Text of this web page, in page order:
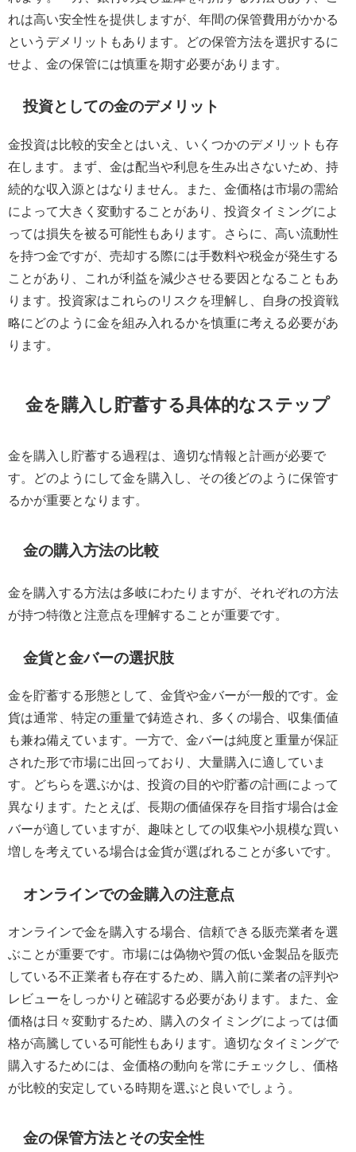
れは高い安全性を提供しますが、年間の保管費用がかかる
というデメリットもあります。どの保管方法を選択するに
せよ、金の保管には慎重を期す必要があります。
投資としての金のデメリット
金投資は比較的安全とはいえ、いくつかのデメリットも存
在します。まず、金は配当や利息を生み出さないため、持
続的な収入源とはなりません。また、金価格は市場の需給
によって大きく変動することがあり、投資タイミングによ
っては損失を被る可能性もあります。さらに、高い流動性
を持つ金ですが、売却する際には手数料や税金が発生する
ことがあり、これが利益を減少させる要因となることもあ
ります。投資家はこれらのリスクを理解し、自身の投資戦
略にどのように金を組み入れるかを慎重に考える必要があ
ります。
金を購入し貯蓄する具体的なステップ
金を購入し貯蓄する過程は、適切な情報と計画が必要で
す。どのようにして金を購入し、その後どのように保管す
るかが重要となります。
金の購入方法の比較
金を購入する方法は多岐にわたりますが、それぞれの方法
が持つ特徴と注意点を理解することが重要です。
金貨と金バーの選択肢
金を貯蓄する形態として、金貨や金バーが一般的です。金
貨は通常、特定の重量で鋳造され、多くの場合、収集価値
も兼ね備えています。一方で、金バーは純度と重量が保証
された形で市場に出回っており、大量購入に適していま
す。どちらを選ぶかは、投資の目的や貯蓄の計画によって
異なります。たとえば、長期の価値保存を目指す場合は金
バーが適していますが、趣味としての収集や小規模な買い
増しを考えている場合は金貨が選ばれることが多いです。
オンラインでの金購入の注意点
オンラインで金を購入する場合、信頼できる販売業者を選
ぶことが重要です。市場には偽物や質の低い金製品を販売
している不正業者も存在するため、購入前に業者の評判や
レビューをしっかりと確認する必要があります。また、金
価格は日々変動するため、購入のタイミングによっては価
格が高騰している可能性もあります。適切なタイミングで
購入するためには、金価格の動向を常にチェックし、価格
が比較的安定している時期を選ぶと良いでしょう。
金の保管方法とその安全性